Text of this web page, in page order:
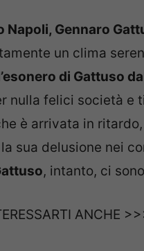
Napoli, Gennaro
un clima
di Gattuso
nulla felici società e
è arrivata in
sua delusione nei
, intanto, ci
ANCHE